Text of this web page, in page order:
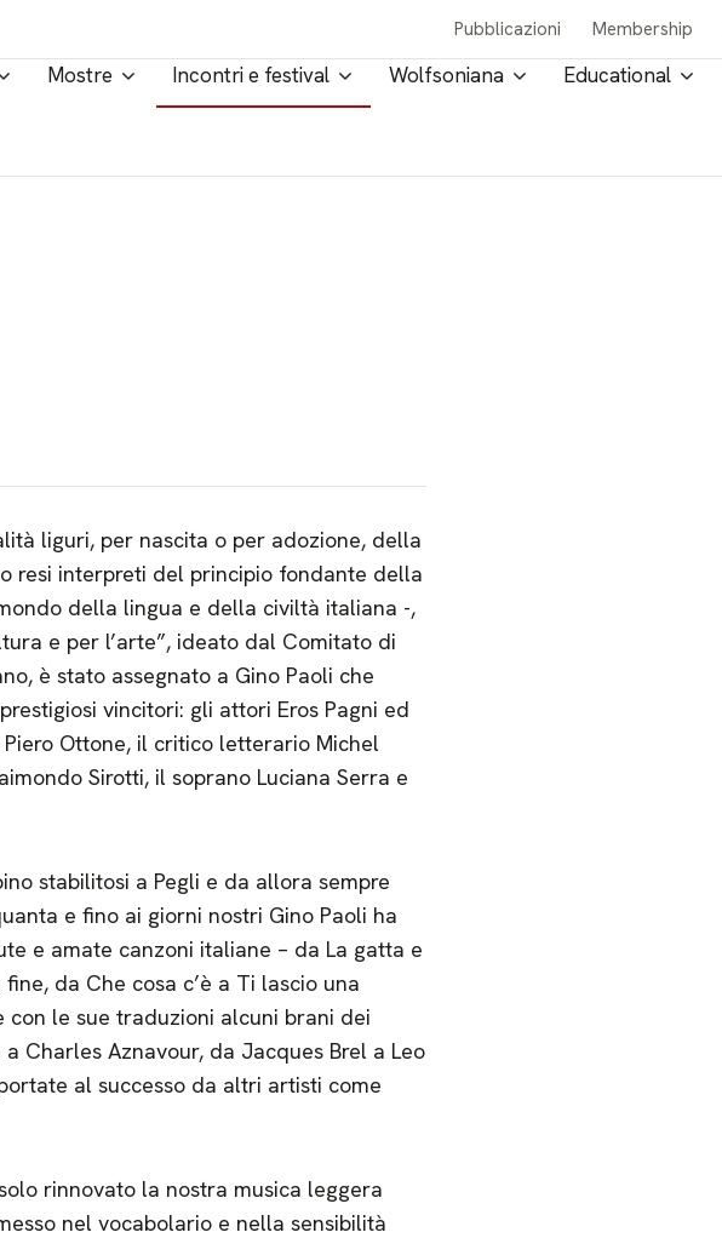
Pubblicazioni Membership
Mostre Incontri e festival Wolfsoniana Educational
liguri, per nascita o per adozione, della
resi interpreti del principio fondante della
della lingua e della civiltà italiana -,
e per l’arte”, ideato dal Comitato di
è stato assegnato a Gino Paoli che
vincitori: gli attori Eros Pagni ed
Ottone, il critico letterario Michel
Sirotti, il soprano Luciana Serra e
stabilitosi a Pegli e da allora sempre
e fino ai giorni nostri Gino Paoli ha
e amate canzoni italiane – da La gatta e
da Che cosa c’è a Ti lascio una
con le sue traduzioni alcuni brani dei
Charles Aznavour, da Jacques Brel a Leo
al successo da altri artisti come
rinnovato la nostra musica leggera
nel vocabolario e nella sensibilità